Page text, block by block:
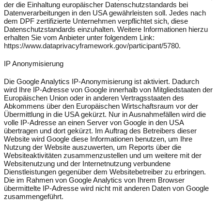
der die Einhaltung europäischer Datenschutzstandards bei
Datenverarbeitungen in den USA gewährleisten soll. Jedes nach
dem DPF zertifizierte Unternehmen verpflichtet sich, diese
Datenschutzstandards einzuhalten. Weitere Informationen hierzu
erhalten Sie vom Anbieter unter folgendem Link:
https://www.dataprivacyframework.gov/participant/5780.
IP Anonymisierung
Die Google Analytics IP-Anonymisierung ist aktiviert. Dadurch
wird Ihre IP-Adresse von Google innerhalb von Mitgliedstaaten der
Europäischen Union oder in anderen Vertragsstaaten des
Abkommens über den Europäischen Wirtschaftsraum vor der
Übermittlung in die USA gekürzt. Nur in Ausnahmefällen wird die
volle IP-Adresse an einen Server von Google in den USA
übertragen und dort gekürzt. Im Auftrag des Betreibers dieser
Website wird Google diese Informationen benutzen, um Ihre
Nutzung der Website auszuwerten, um Reports über die
Websiteaktivitäten zusammenzustellen und um weitere mit der
Websitenutzung und der Internetnutzung verbundene
Dienstleistungen gegenüber dem Websitebetreiber zu erbringen.
Die im Rahmen von Google Analytics von Ihrem Browser
übermittelte IP-Adresse wird nicht mit anderen Daten von Google
zusammengeführt.